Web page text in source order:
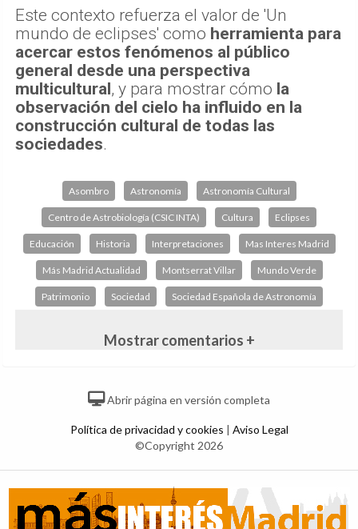
Este contexto refuerza el valor de 'Un
mundo de eclipses' como herramienta para
acercar estos fenómenos al público
general desde una perspectiva
multicultural, y para mostrar cómo la
observación del cielo ha influido en la
construcción cultural de todas las
sociedades.
Asombro Astronomía Astronomía Cultural
Centro de Astrobiología (CSIC INTA) Cultura Eclipses
Educación Historia Interpretaciones Mas Interes Madrid
Más Madrid Actualidad Montserrat Villar Mundo Verde
Patrimonio Sociedad Sociedad Española de Astronomía
Mostrar comentarios +
Abrir página en versión completa
Política de privacidad y cookies | Aviso Legal
©Copyright 2026